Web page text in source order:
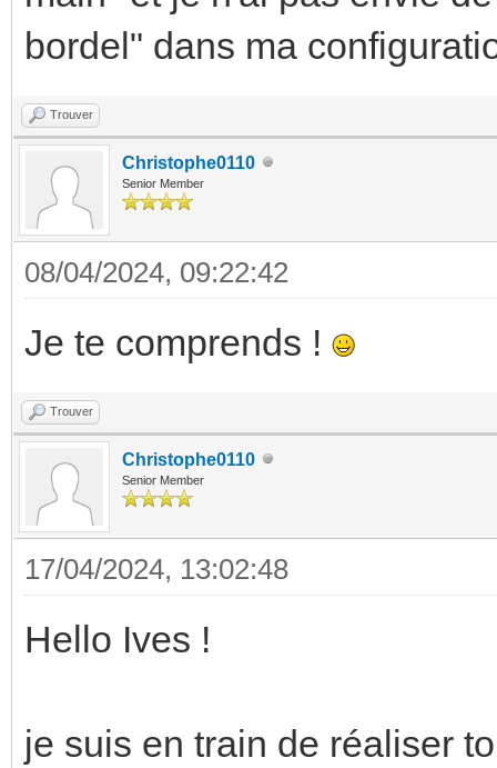
bordel" dans ma
Trouver
Christophe0110
Senior Member
08/04/2024, 09:22:42
Je te comprends !
Trouver
Christophe0110
Senior Member
17/04/2024, 13:02:48
Hello Ives !
je suis en train de réaliser